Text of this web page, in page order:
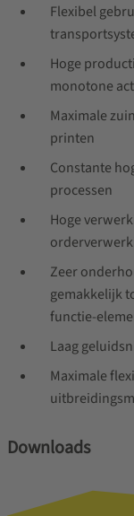
Flexibel
Hoge
monotone
Maximale
printen
Constante
processen
Hoge
Zeer
gemakkelijk
functie-
Laag
Maximale
Downloads